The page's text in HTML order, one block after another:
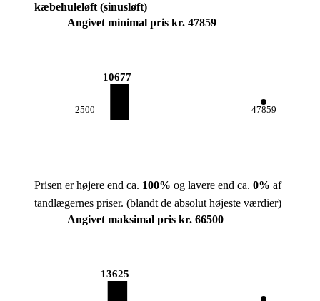
kæbehuleløft (sinusløft)
Angivet minimal pris kr. 47859
2500
10677
47859
Prisen er højere end ca. 100% og lavere end ca. 0% af
tandlægernes priser. (blandt de absolut højeste værdier)
Angivet maksimal pris kr. 66500
13625